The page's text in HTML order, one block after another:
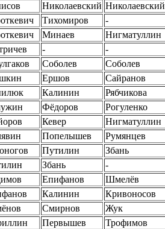
Николаевский Николаевский
Тихомиров -
Минаев Нигматуллин
- -
Соболев Соболев
Ершов Сайранов
Калинин Рябчикова
Фёдоров Рогуленко
Кевер Нигматуллин
Попелышев Румянцев
Путилин Збань
Збань -
Епифанов Шмелёв
Калинин Кривоносов
Смирнов Жук
Первышев Трофимов